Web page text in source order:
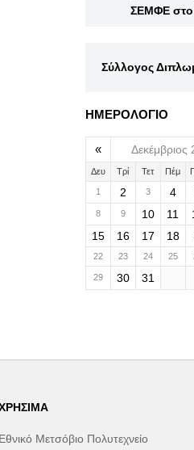
ΣΕΜΦΕ
Σύλλογος
ΗΜΕΡΟΛΟΓΙΟ
« Δεκέμβριος
Δευ Τρί Τετ Πέμ
1 2 3 4
8 9 10 11
15
16 17 18
22 23 24 25
29 30 31
Εθνικό Μετσόβιο Πολυτεχνείο